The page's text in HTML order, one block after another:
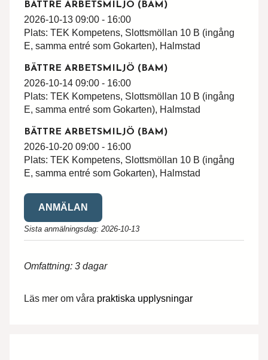
BÄTTRE ARBETSMILJÖ (BAM)
2026-10-13 09:00 - 16:00
Plats: TEK Kompetens, Slottsmöllan 10 B (ingång
E, samma entré som Gokarten), Halmstad
BÄTTRE ARBETSMILJÖ (BAM)
2026-10-14 09:00 - 16:00
Plats: TEK Kompetens, Slottsmöllan 10 B (ingång
E, samma entré som Gokarten), Halmstad
BÄTTRE ARBETSMILJÖ (BAM)
2026-10-20 09:00 - 16:00
Plats: TEK Kompetens, Slottsmöllan 10 B (ingång
E, samma entré som Gokarten), Halmstad
ANMÄLAN
Sista anmälningsdag: 2026-10-13
Omfattning: 3 dagar
Läs mer om våra praktiska upplysningar
Hittar du inte utbildningen du söker?
Skriv till oss om vad du har för behov och
önskemål, så återkommer vi med svar.
Förnamn*
Efternamn*
Epost*
Meddelande*